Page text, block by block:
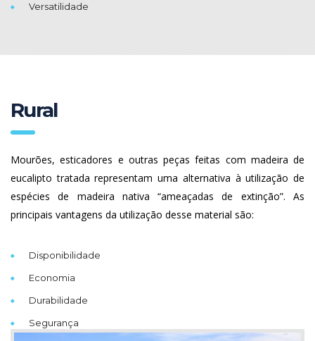
Versatilidade
Rural
Mourões, esticadores e outras peças feitas com madeira de
eucalipto tratada representam uma alternativa à utilização de
espécies de madeira nativa “ameaçadas de extinção”. As
principais vantagens da utilização desse material são:
Disponibilidade
Economia
Durabilidade
Segurança